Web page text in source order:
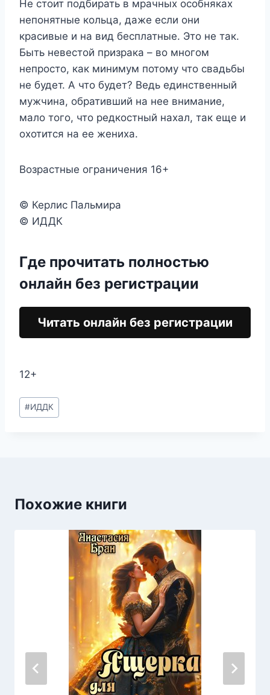
Не стоит подбирать в мрачных особняках
непонятные кольца, даже если они
красивые и на вид бесплатные. Это не так.
Быть невестой призрака – во многом
непросто, как минимум потому что свадьбы
не будет. А что будет? Ведь единственный
мужчина, обративший на нее внимание,
мало того, что редкостный нахал, так еще и
охотится на ее жениха.
Возрастные ограничения 16+
© Керлис Пальмира
© ИДДК
Где прочитать полностью
онлайн без регистрации
Читать онлайн без регистрации
12+
Метки
записи:
#ИДДК
Похожие книги